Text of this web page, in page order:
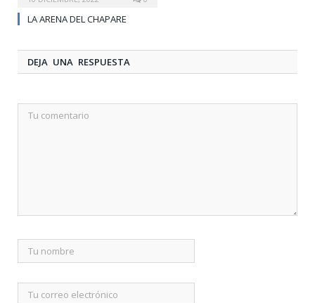
LA ARENA DEL CHAPARE
DEJA UNA RESPUESTA